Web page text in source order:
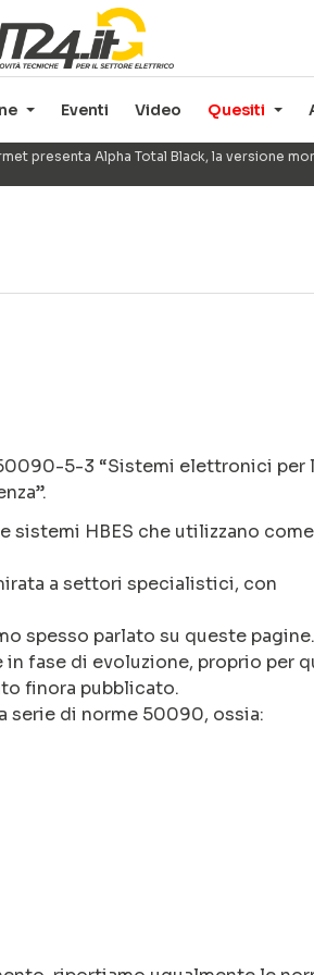
Eventi Video Quesiti
presenta Alpha Total Black, la versione
5-3 “Sistemi elettronici per
HBES che utilizzano come
a settori specialistici, con
spesso parlato su queste pagine.
fase di evoluzione, proprio per
finora pubblicato.
serie di norme 50090, ossia: